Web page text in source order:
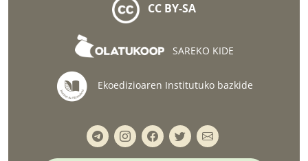
CC BY-SA
SAREKO KIDE
Ekoedizioaren Institutuko bazkide